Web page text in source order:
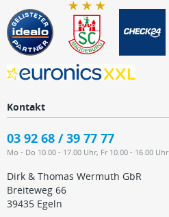
Kontakt
03 92 68 / 39 77 77
Mo - Do 10.00 - 17.00 Uhr, Fr 10.00 - 16.00 Uhr
Dirk & Thomas Wermuth GbR
Breiteweg 66
39435 Egeln